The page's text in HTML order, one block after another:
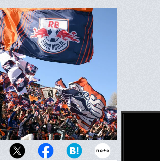
テディオ山形を撃破したRB大宮アル